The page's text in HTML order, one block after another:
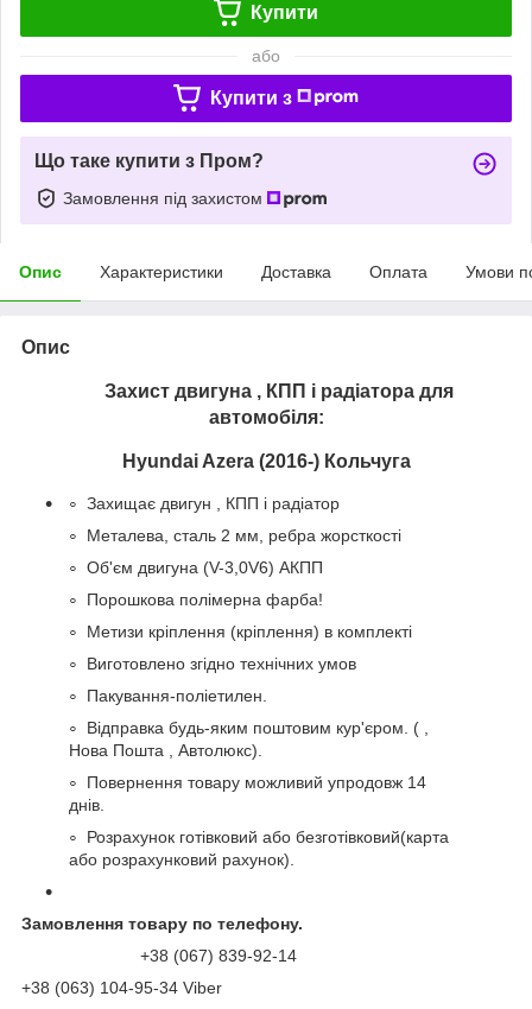
Купити
або
Купити з
Що таке купити з Пром?
Замовлення під захистом
Опис Характеристики Доставка Оплата Умови
Опис
Захист двигуна , КПП і радіатора для
автомобіля:
Hyundai Azera (2016-) Кольчуга
Захищає двигун , КПП і радіатор
Металева, сталь 2 мм, ребра жорсткості
Об'єм двигуна (V-3,0V6) АКПП
Порошкова полімерна фарба!
Метизи кріплення (кріплення) в комплекті
Виготовлено згідно технічних умов
Пакування-поліетилен.
Відправка будь-яким поштовим кур'єром. ( ,
Нова Пошта , Автолюкс).
Повернення товару можливий упродовж 14
днів.
Розрахунок готівковий або безготівковий(карта
або розрахунковий рахунок).
Замовлення товару по телефону.
+38 (067) 839-92-14
+38 (063) 104-95-34 Viber